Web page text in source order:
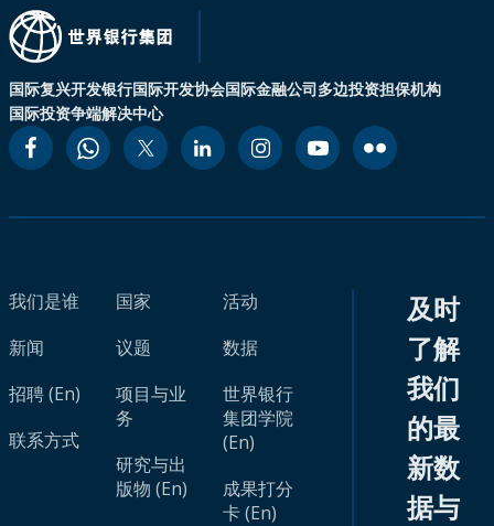
国际复兴开发银行国际开发协会国际金融公司多边投资担保机构
国际投资争端解决中心
我们是谁
新闻
招聘 (En)
联系方式
国家
议题
项目与业
务
研究与出
版物 (En)
活动
数据
世界银行
集团学院
(En)
成果打分
卡 (En)
及时
了解
我们
的最
新数
据与